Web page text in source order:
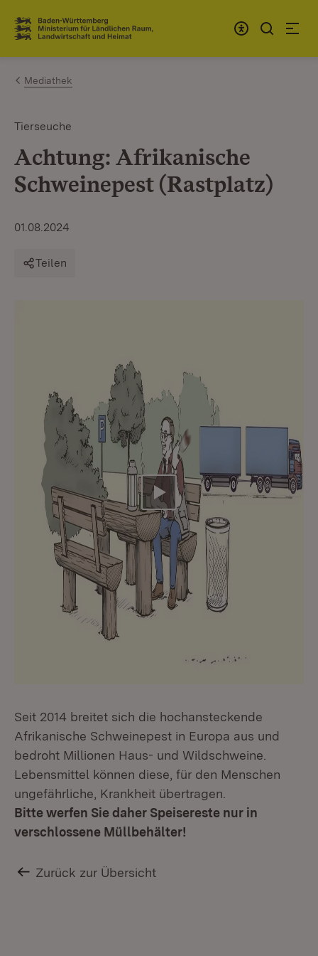
Zum Inhalt springen
Link zur Startseite
Mediathek
Tierseuche
Achtung: Afrikanische
Schweinepest (Rastplatz)
01.08.2024
Teilen
Video abspielen
Seit 2014 breitet sich die hochansteckende
Afrikanische Schweinepest in Europa aus und
bedroht Millionen Haus- und Wildschweine.
Lebensmittel können diese, für den Menschen
ungefährliche, Krankheit übertragen.
Bitte werfen Sie daher Speisereste nur in
verschlossene Müllbehälter!
Zurück zur Übersicht